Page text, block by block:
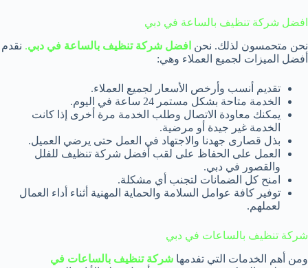
افضل شركة تنظيف بالساعة في دبي
نحن متحمسون لذلك. نحن افضل شركة تنظيف بالساعة في دبي. نقدم
أفضل الميزات لجميع العملاء وهي:
تقديم أنسب وأرخص الأسعار لجميع العملاء.
الخدمة متاحة بشكل مستمر 24 ساعة في اليوم.
يمكنك معاودة الاتصال وطلب الخدمة مرة أخرى إذا كانت
الخدمة غير جيدة أو مرضية.
بذل قصارى جهدنا والاجتهاد في العمل حتى يرضي العميل.
العمل على الحفاظ على لقب أفضل شركة تنظيف للفلل
والقصور في دبي.
امنح كل الضمانات لتجنب أي مشكلة.
توفير كافة عوامل السلامة والحماية المهنية أثناء أداء العمال
لعملهم.
شركة تنظيف بالساعات في دبي
ومن أهم الخدمات التي تفدمها شركة تنظيف بالساعات في